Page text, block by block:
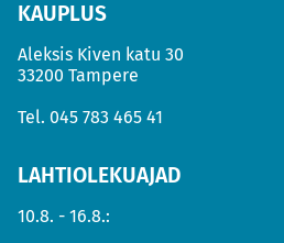
KAUPLUS
Aleksis Kiven katu 30
33200 Tampere
Tel. 045 783 465 41
LAHTIOLEKUAJAD
10.8. - 16.8.: